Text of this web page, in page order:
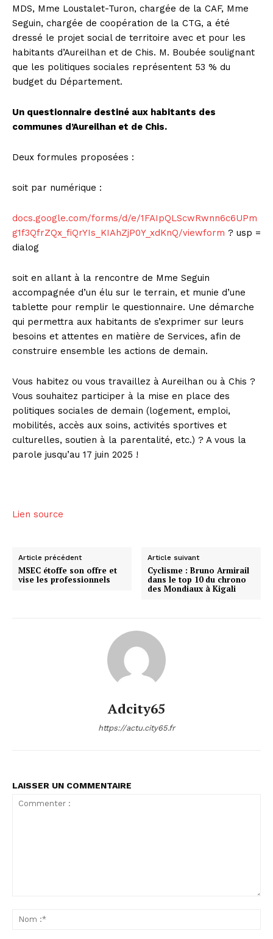
MDS, Mme Loustalet-Turon, chargée de la CAF, Mme
Seguin, chargée de coopération de la CTG, a été
dressé le projet social de territoire avec et pour les
habitants d’Aureilhan et de Chis. M. Boubée soulignant
que les politiques sociales représentent 53 % du
budget du Département.
Un questionnaire destiné aux habitants des
communes d’Aureilhan et de Chis.
Deux formules proposées :
soit par numérique :
docs.google.com/forms/d/e/1FAIpQLScwRwnn6c6UPm
g1f3QfrZQx_fiQrYIs_KIAhZjP0Y_xdKnQ/viewform ? usp =
dialog
soit en allant à la rencontre de Mme Seguin
accompagnée d’un élu sur le terrain, et munie d’une
tablette pour remplir le questionnaire. Une démarche
qui permettra aux habitants de s’exprimer sur leurs
besoins et attentes en matière de Services, afin de
construire ensemble les actions de demain.
Vous habitez ou vous travaillez à Aureilhan ou à Chis ?
Vous souhaitez participer à la mise en place des
politiques sociales de demain (logement, emploi,
mobilités, accès aux soins, activités sportives et
culturelles, soutien à la parentalité, etc.) ? A vous la
parole jusqu’au 17 juin 2025 !
Lien source
Article précédent
MSEC étoffe son offre et
vise les professionnels
Article suivant
Cyclisme : Bruno Armirail
dans le top 10 du chrono
des Mondiaux à Kigali
Adcity65
https://actu.city65.fr
LAISSER UN COMMENTAIRE